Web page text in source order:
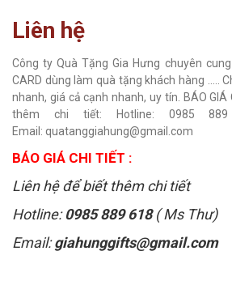
Liên hệ
Công ty Quà Tặng Gia Hưng chuyên
CARD dùng làm quà tặng khách hàng .....
nhanh, giá cả cạnh nhanh, uy tín. BÁO GIÁ
thêm chi tiết: Hotline: 0985
Email: quatanggiahung@gmail.com
BÁO GIÁ CHI TIẾT :
Liên hệ để biết thêm chi tiết
Hotline:0985 889 618( Ms Thư)
Email:giahunggifts@gmail.com